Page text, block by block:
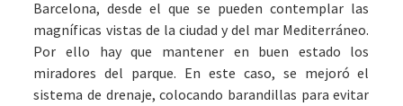
Barcelona, desde el que se pueden contemplar las
magníficas vistas de la ciudad y del mar Mediterráneo.
Por ello hay que mantener en buen estado los
miradores del parque. En este caso, se mejoró el
sistema de drenaje, colocando barandillas para evitar